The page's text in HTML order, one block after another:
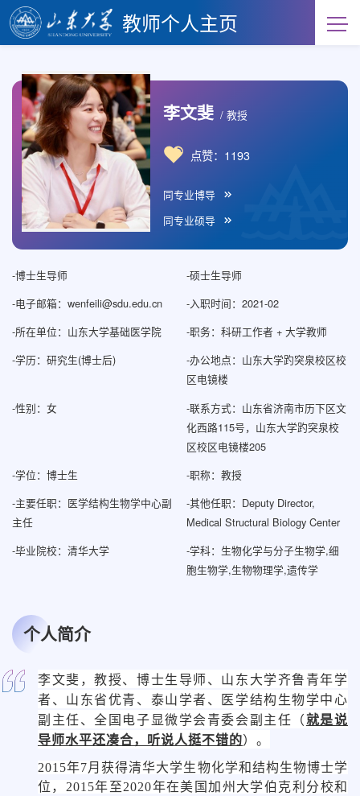
教师个人主页
李文斐 / 教授
点赞： 1193
同专业博导
同专业硕导
-博士生导师 -硕士生导师
-电子邮箱： wenfeili@sdu.edu.cn -入职时间：2021-02
-所在单位：山东大学基础医学院 -职务：科研工作者 + 大学教师
-学历：研究生(博士后) -办公地点：山东大学趵突泉校区校
区电镜楼
-性别：女 -联系方式： 山东省济南市历下区文
化西路115号，山东大学趵突泉校
区校区电镜楼205
-学位：博士生 -职称：教授
-主要任职：医学结构生物学中心副
主任
-其他任职：Deputy Director,
Medical Structural Biology Center
-毕业院校：清华大学 -学科：生物化学与分子生物学,细
胞生物学,生物物理学,遗传学
个人简介
李文斐，教授、博士生导师、山东大学齐鲁青年学
者、山东省优青、泰山学者、医学结构生物学中心
副主任、全国电子显微学会青委会副主任（就是说
导师水平还凑合，听说人挺不错的）。
2015年7月获得清华大学生物化学和结构生物博士学
位，2015年至2020年在美国加州大学伯克利分校和